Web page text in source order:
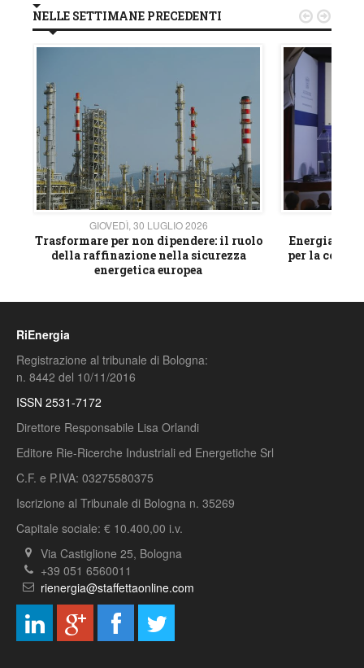
NELLE SETTIMANE PRECEDENTI
GIOVEDÌ, 30 LUGLIO 2026
Trasformare per non dipendere: il ruolo
della raffinazione nella sicurezza
energetica europea
Energia e
per la
 
RiEnergia
Registrazione al tribunale di Bologna:
n. 8442 del 10/11/2016
ISSN 2531-7172
Direttore Responsabile Lisa Orlandi
Editore Rie-Ricerche Industriali ed Energetiche Srl
C.F. e P.IVA: 03275580375
Iscrizione al Tribunale di Bologna n. 35269
Capitale sociale: € 10.400,00 i.v.
Via Castiglione 25, Bologna
+39 051 6560011
rienergia@staffettaonline.com